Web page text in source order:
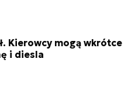
Kierowcy mogą wkrótce
i diesla